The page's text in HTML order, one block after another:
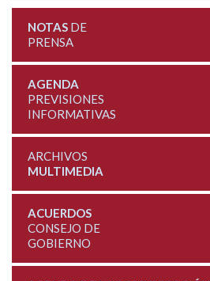
NOTASDE
PRENSA
AGENDA
PREVISIONES
INFORMATIVAS
ARCHIVOS
MULTIMEDIA
ACUERDOS
CONSEJO DE
GOBIERNO